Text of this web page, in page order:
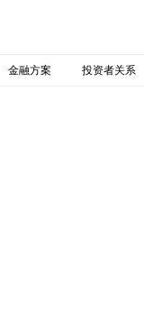
金融方案 投资者关系